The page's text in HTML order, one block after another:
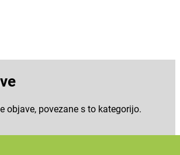
objave, povezane s to kategorijo.